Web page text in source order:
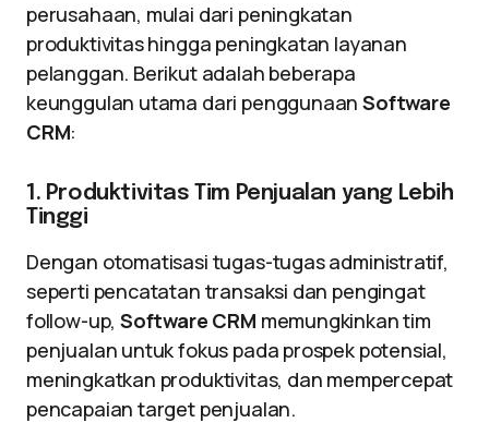
perusahaan, mulai dari peningkatan
produktivitas hingga peningkatan layanan
pelanggan. Berikut adalah beberapa
keunggulan utama dari penggunaanSoftware
CRM:
1. Produktivitas Tim Penjualan yang Lebih
Tinggi
Dengan otomatisasi tugas-tugas administratif,
seperti pencatatan transaksi dan pengingat
follow-up,Software CRM memungkinkan tim
penjualan untuk fokus pada prospek potensial,
meningkatkan produktivitas, dan mempercepat
pencapaian target penjualan.